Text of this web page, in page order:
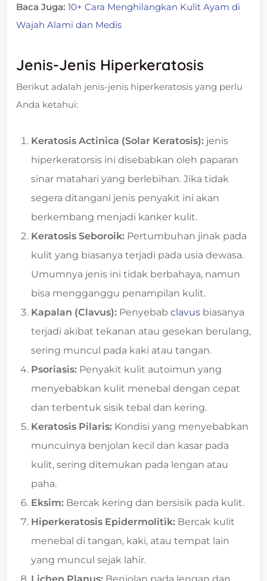
Baca Juga: 10+ Cara Menghilangkan Kulit Ayam di
Wajah Alami dan Medis
Jenis-Jenis Hiperkeratosis
Berikut adalah jenis-jenis hiperkeratosis yang perlu
Anda ketahui:
Keratosis Actinica (Solar Keratosis): jenis
hiperkeratorsis ini disebabkan oleh paparan
sinar matahari yang berlebihan. Jika tidak
segera ditangani jenis penyakit ini akan
berkembang menjadi kanker kulit.
Keratosis Seboroik: Pertumbuhan jinak pada
kulit yang biasanya terjadi pada usia dewasa.
Umumnya jenis ini tidak berbahaya, namun
bisa mengganggu penampilan kulit.
Kapalan (Clavus): Penyebab clavus biasanya
terjadi akibat tekanan atau gesekan berulang,
sering muncul pada kaki atau tangan.
Psoriasis: Penyakit kulit autoimun yang
menyebabkan kulit menebal dengan cepat
dan terbentuk sisik tebal dan kering.
Keratosis Pilaris: Kondisi yang menyebabkan
munculnya benjolan kecil dan kasar pada
kulit, sering ditemukan pada lengan atau
paha.
Eksim: Bercak kering dan bersisik pada kulit.
Hiperkeratosis Epidermolitik: Bercak kulit
menebal di tangan, kaki, atau tempat lain
yang muncul sejak lahir.
Lichen Planus: Benjolan pada lengan dan